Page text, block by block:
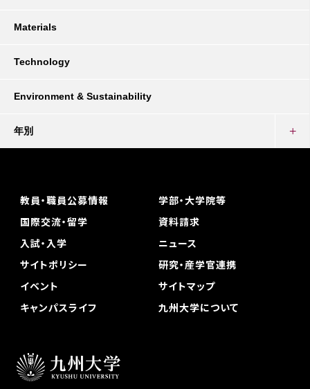
Materials
Technology
Environment & Sustainability
年別
教員・職員公募情報
学部・大学院等
国際交流・留学
資料請求
入試・入学
ニュース
サイトポリシー
研究・産学官連携
イベント
サイトマップ
キャンパスライフ
九州大学について